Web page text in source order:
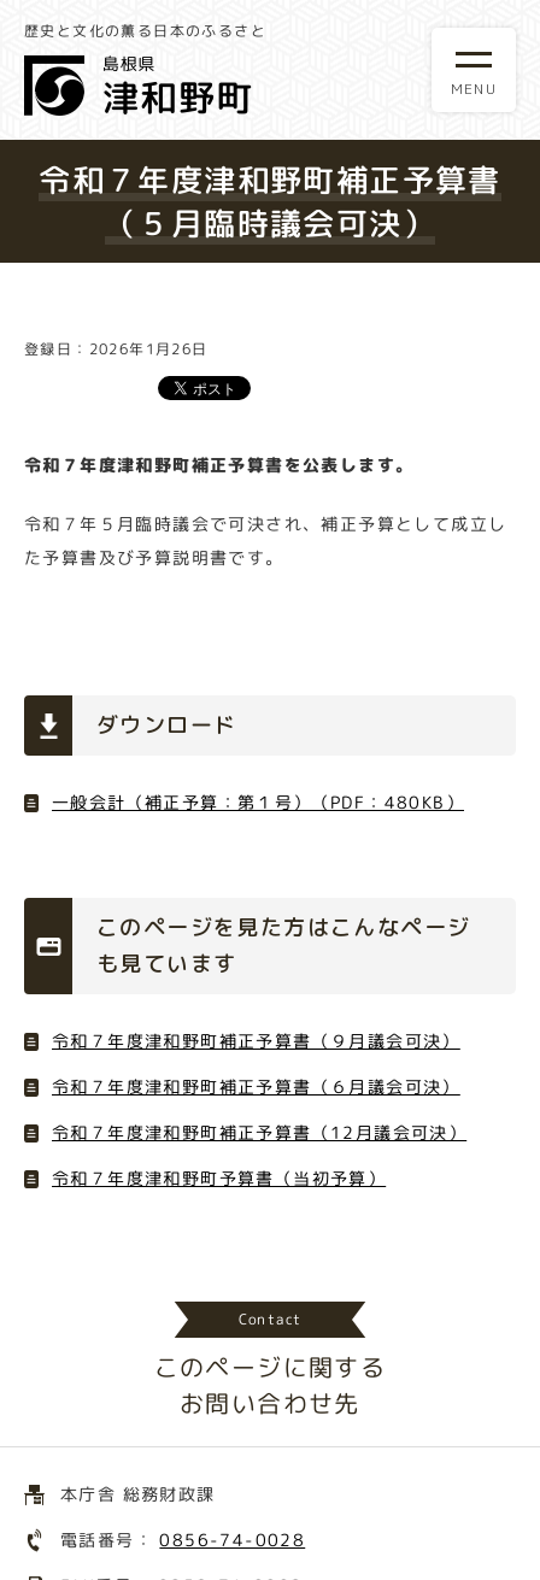
歴史と文化の薫る日本のふるさと
令和７年度津和野町補正予算書
（５月臨時議会可決）
登録日：2026年1月26日
令和７年度津和野町補正予算書を公表します。
令和７年５月臨時議会で可決され、補正予算として成立し
た予算書及び予算説明書です。
ダウンロード
一般会計（補正予算：第１号）（PDF：480KB）
このページを見た方はこんなページ
も見ています
令和７年度津和野町補正予算書（９月議会可決）
令和７年度津和野町補正予算書（６月議会可決）
令和７年度津和野町補正予算書（12月議会可決）
令和７年度津和野町予算書（当初予算）
Contact
このページに関する
お問い合わせ先
本庁舎 総務財政課
電話番号：0856-74-0028